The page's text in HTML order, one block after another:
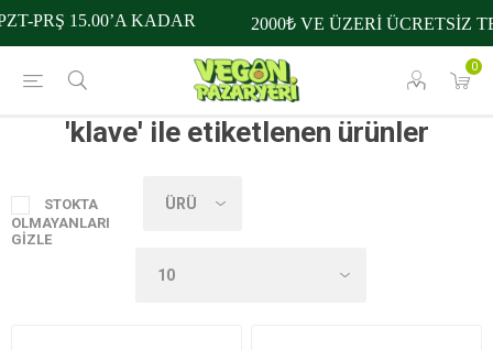
0
PRŞ 15.00’A KADAR 2000₺ VE ÜZERİ ÜCRETSİZ
'klave' ile etiketlenen ürünler
STOKTA
OLMAYANLARI
GIZLE